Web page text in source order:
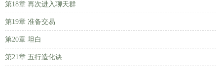
第18章 再次进入聊天群
第19章 准备交易
第20章 坦白
第21章 五行造化诀